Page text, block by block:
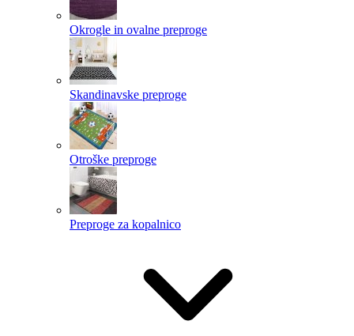
Okrogle in ovalne preproge
Skandinavske preproge
Otroške preproge
Preproge za kopalnico